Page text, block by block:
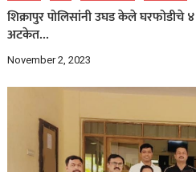
शिक्रापुर पोलिसांनी उघड केले घरफोडीचे
अटकेत…
November 2, 2023